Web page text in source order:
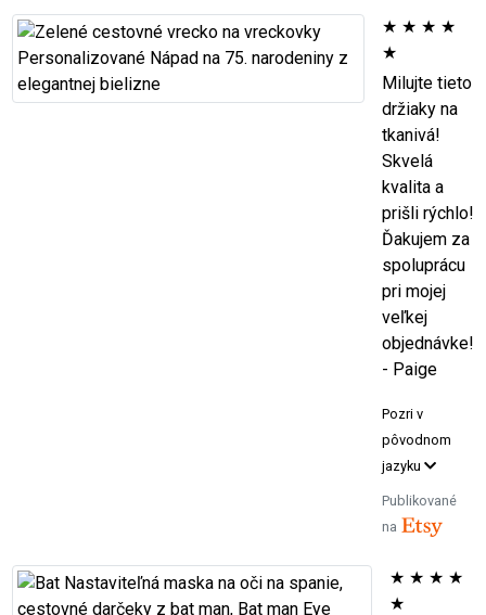
★ ★ ★ ★
★
Milujte tieto
držiaky na
tkanivá!
Skvelá
kvalita a
prišli rýchlo!
Ďakujem za
spoluprácu
pri mojej
veľkej
objednávke!
- Paige
Pozri v
pôvodnom
jazyku
Publikované
na
★ ★ ★ ★
★